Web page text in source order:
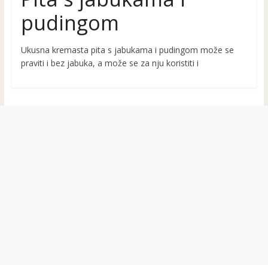
pudingom
Ukusna kremasta pita s jabukama i pudingom može se
praviti i bez jabuka, a može se za nju koristiti i